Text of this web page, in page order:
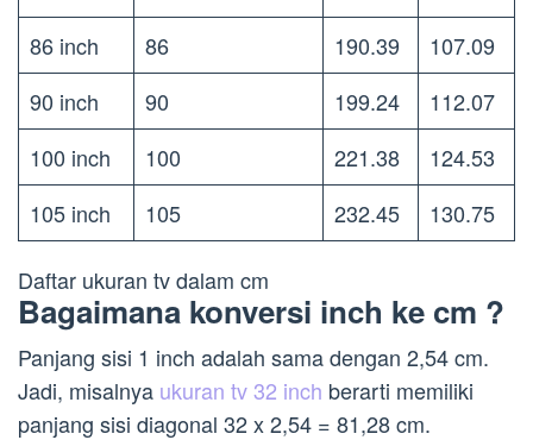
86 inch
86 190.39
107.09
90 inch
90 199.24
112.07
100 inch
100 221.38
124.53
105 inch
105 232.45 130.75
Daftar ukuran tv dalam cm
Bagaimana konversi inch ke cm ?
Panjang sisi 1 inch adalah sama dengan 2,54 cm.
Jadi, misalnya ukuran tv 32 inch berarti memiliki
panjang sisi diagonal 32 x 2,54 = 81,28 cm.